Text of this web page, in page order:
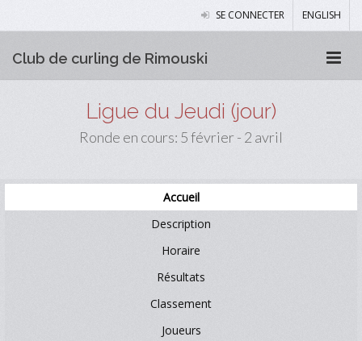
SE CONNECTER ENGLISH
Club de curling de Rimouski
Ligue du Jeudi (jour)
Ronde en cours: 5 février - 2 avril
Accueil
Description
Horaire
Résultats
Classement
Joueurs